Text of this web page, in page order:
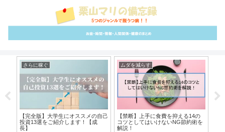
さらに稼ぐ
【完全版】大学生にオススメの自己
投資13選をご紹介します！【成
長】
ムダを減らす
【禁断】上手に食費を抑える14の
コツとしてはいけないNG節約術を
解説！